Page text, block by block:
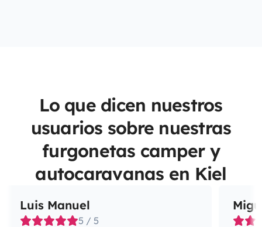
Lo que dicen nuestros
usuarios sobre nuestras
furgonetas camper y
autocaravanas en Kiel
Luis Manuel
5 / 5